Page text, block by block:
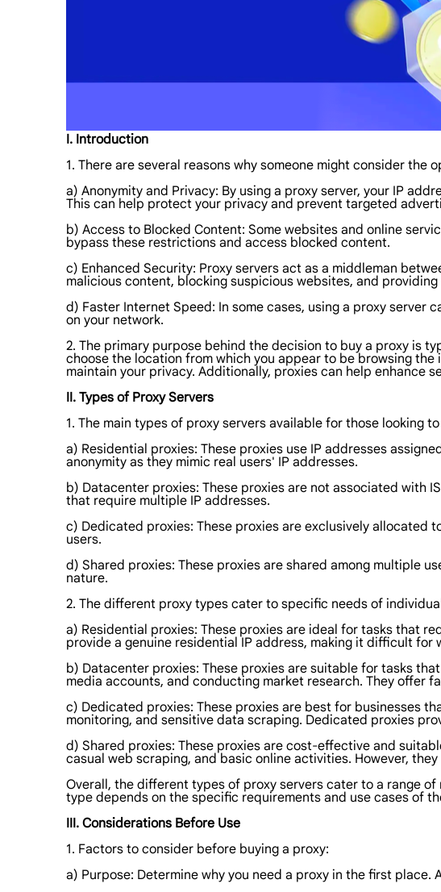
I. Introduction
1. There are several reasons why someone might consider the
a) Anonymity and Privacy: By using a proxy server, your IP
This can help protect your privacy and prevent targeted
b) Access to Blocked Content: Some websites and online
bypass these restrictions and access blocked content.
c) Enhanced Security: Proxy servers act as a middleman
malicious content, blocking suspicious websites, and
d) Faster Internet Speed: In some cases, using a proxy
on your network.
2. The primary purpose behind the decision to buy a proxy is
choose the location from which you appear to be browsing
maintain your privacy. Additionally, proxies can help enhance
II. Types of Proxy Servers
1. The main types of proxy servers available for those looking
a) Residential proxies: These proxies use IP addresses
anonymity as they mimic real users' IP addresses.
b) Datacenter proxies: These proxies are not associated with
that require multiple IP addresses.
c) Dedicated proxies: These proxies are exclusively allocated
users.
d) Shared proxies: These proxies are shared among multiple
nature.
2. The different proxy types cater to specific needs of
a) Residential proxies: These proxies are ideal for tasks that
provide a genuine residential IP address, making it difficult for
b) Datacenter proxies: These proxies are suitable for tasks
media accounts, and conducting market research. They offer
c) Dedicated proxies: These proxies are best for businesses
monitoring, and sensitive data scraping. Dedicated proxies
d) Shared proxies: These proxies are cost-effective and
casual web scraping, and basic online activities. However,
Overall, the different types of proxy servers cater to a range
type depends on the specific requirements and use cases of
III. Considerations Before Use
1. Factors to consider before buying a proxy:
a) Purpose: Determine why you need a proxy in the first